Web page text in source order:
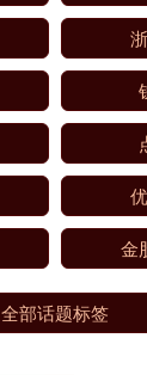
金
全部话题标签